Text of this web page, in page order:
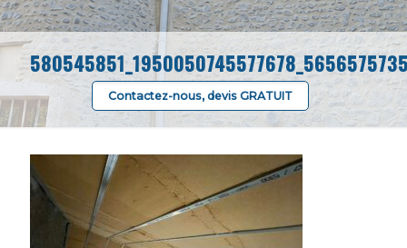
Contactez-nous, devis GRATUIT